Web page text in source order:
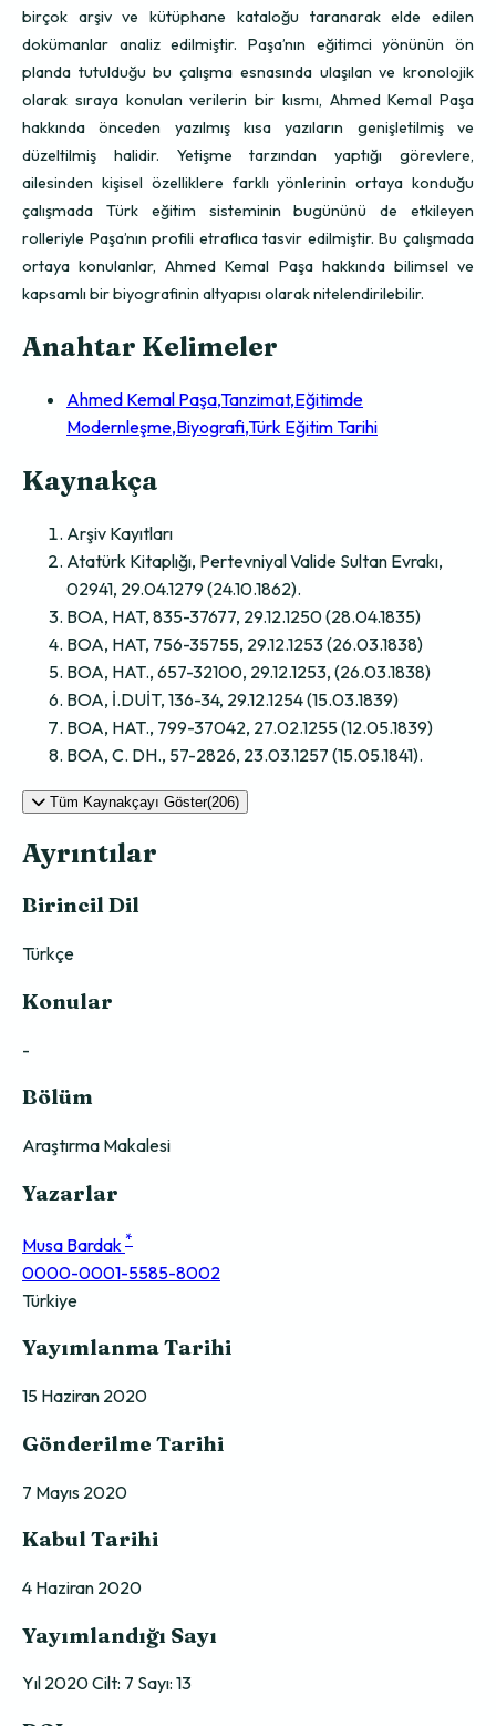
birçok arşiv ve kütüphane kataloğu taranarak elde edilen
dokümanlar analiz edilmiştir. Paşa’nın eğitimci yönünün ön
planda tutulduğu bu çalışma esnasında ulaşılan ve kronolojik
olarak sıraya konulan verilerin bir kısmı, Ahmed Kemal Paşa
hakkında önceden yazılmış kısa yazıların genişletilmiş ve
düzeltilmiş halidir. Yetişme tarzından yaptığı görevlere,
ailesinden kişisel özelliklere farklı yönlerinin ortaya konduğu
çalışmada Türk eğitim sisteminin bugününü de etkileyen
rolleriyle Paşa’nın profili etraflıca tasvir edilmiştir. Bu çalışmada
ortaya konulanlar, Ahmed Kemal Paşa hakkında bilimsel ve
kapsamlı bir biyografinin altyapısı olarak nitelendirilebilir.
Anahtar Kelimeler
Ahmed Kemal Paşa,Tanzimat,Eğitimde
Modernleşme,Biyografi,Türk Eğitim Tarihi
Kaynakça
Arşiv Kayıtları
Atatürk Kitaplığı, Pertevniyal Valide Sultan Evrakı,
02941, 29.04.1279 (24.10.1862).
BOA, HAT, 835-37677, 29.12.1250 (28.04.1835)
BOA, HAT, 756-35755, 29.12.1253 (26.03.1838)
BOA, HAT., 657-32100, 29.12.1253, (26.03.1838)
BOA, İ.DUİT, 136-34, 29.12.1254 (15.03.1839)
BOA, HAT., 799-37042, 27.02.1255 (12.05.1839)
BOA, C. DH., 57-2826, 23.03.1257 (15.05.1841).
Tüm Kaynakçayı Göster(206)
Ayrıntılar
Birincil Dil
Türkçe
Konular
-
Bölüm
Araştırma Makalesi
Yazarlar
Musa Bardak *
0000-0001-5585-8002
Türkiye
Yayımlanma Tarihi
15 Haziran 2020
Gönderilme Tarihi
7 Mayıs 2020
Kabul Tarihi
4 Haziran 2020
Yayımlandığı Sayı
Yıl 2020 Cilt: 7 Sayı: 13